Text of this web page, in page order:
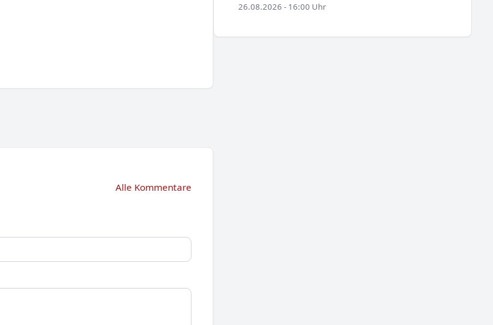
26.08.2026 - 16:00 Uhr
Alle Kommentare